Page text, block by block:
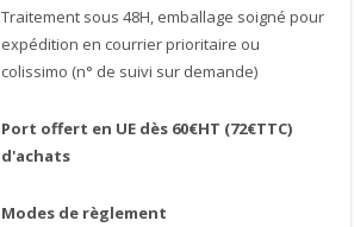
Traitement sous 48H, emballage soigné pour
expédition en courrier prioritaire ou
colissimo (n° de suivi sur demande)
Port offert en UE dès 60€HT (72€TTC)
d'achats
Modes de règlement